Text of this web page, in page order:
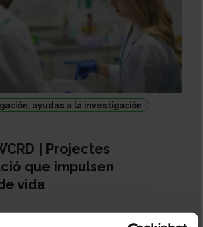
ayudas a la investigación
| Projectes
que impulsen
vida